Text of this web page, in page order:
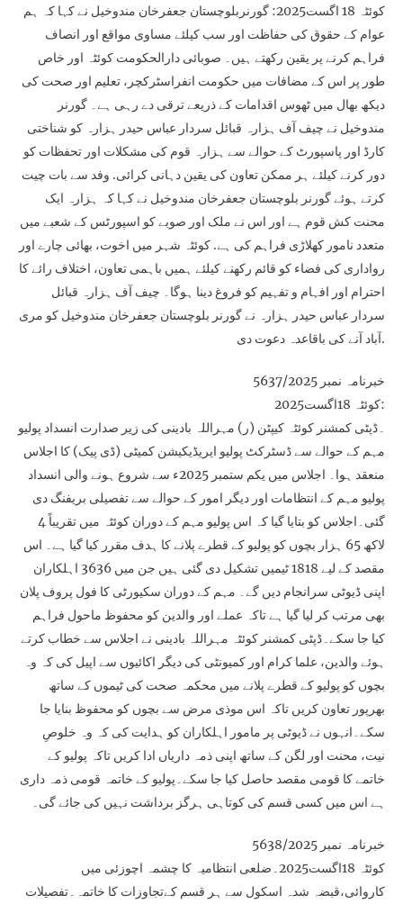
کوئٹہ 18 اگست2025: گورنربلوچستان جعفرخان مندوخیل نے کہا کہ ہم
عوام کے حقوق کی حفاظت اور سب کیلئے مساوی مواقع اور انصاف
فراہم کرنے پر یقین رکھتے ہیں۔ صوبائی دارالحکومت کوئٹہ اور خاص
طور پر اس کے مضافات میں حکومت انفراسٹرکچر، تعلیم اور صحت کی
دیکھ بھال میں ٹھوس اقدامات کے ذریعے ترقی دے رہی ہے۔ گورنر
مندوخیل نے چیف آف ہزارہ قبائل سردار عباس حیدر ہزارہ کو شناختی
کارڈ اور پاسپورٹ کے حوالے سے ہزارہ قوم کی مشکلات اور تحفظات کو
دور کرنے کیلئے ہر ممکن تعاون کی یقین دہانی کرائی. وفد سے بات چیت
کرتے ہوئے گورنر بلوچستان جعفرخان مندوخیل نے کہا کہ ہزارہ ایک
محنت کش قوم ہے اور اس نے ملک اور صوبے کو اسپورٹس کے شعبے میں
متعدد نامور کھلاڑی فراہم کی ہے. کوئٹہ شہر میں اخوت، بھائی چارے اور
رواداری کی فضاء کو قائم رکھنے کیلئے ہمیں باہمی تعاون، اختلاف رائے کا
احترام اور افہام و تفہیم کو فروغ دینا ہوگا۔ چیف آف ہزارہ قبائل
سردار عباس حیدر ہزارہ نے گورنر بلوچستان جعفرخان مندوخیل کو مری
آباد آنے کی باقاعدہ دعوت دی.
خبرنامہ نمبر 5637/2025
کوئٹہ 18اگست2025:
۔ڈپٹی کمشنر کوئٹہ کیپٹن (ر) مہراللہ بادینی کی زیر صدارت انسداد پولیو
مہم کے حوالے سے ڈسٹرکٹ پولیو ایریڈیکیشن کمیٹی (ڈی پیک) کا اجلاس
منعقد ہوا۔ اجلاس میں یکم ستمبر 2025ء سے شروع ہونے والی انسداد
پولیو مہم کے انتظامات اور دیگر امور کے حوالے سے تفصیلی بریفنگ دی
گئی۔اجلاس کو بتایا گیا کہ اس پولیو مہم کے دوران کوئٹہ میں تقریباً 4
لاکھ 65 ہزار بچوں کو پولیو کے قطرے پلانے کا ہدف مقرر کیا گیا ہے۔ اس
مقصد کے لیے 1818 ٹیمیں تشکیل دی گئی ہیں جن میں 3636 اہلکاران
اپنی ڈیوٹی سرانجام دیں گے۔ مہم کے دوران سکیورٹی کا فول پروف پلان
بھی مرتب کر لیا گیا ہے تاکہ عملے اور والدین کو محفوظ ماحول فراہم
کیا جا سکے۔ڈپٹی کمشنر کوئٹہ مہراللہ بادینی نے اجلاس سے خطاب کرتے
ہوئے والدین، علما کرام اور کمیونٹی کی دیگر اکائیوں سے اپیل کی کہ وہ
بچوں کو پولیو کے قطرے پلانے میں محکمہ صحت کی ٹیموں کے ساتھ
بھرپور تعاون کریں تاکہ اس موذی مرض سے بچوں کو محفوظ بنایا جا
سکے۔انہوں نے ڈیوٹی پر مامور اہلکاران کو ہدایت کی کہ وہ خلوصِ
نیت، محنت اور لگن کے ساتھ اپنی ذمہ داریاں ادا کریں تاکہ پولیو کے
خاتمے کا قومی مقصد حاصل کیا جا سکے۔پولیو کے خاتمہ قومی ذمہ داری
ہے اس میں کسی قسم کی کوتاہی ہرگز برداشت نہیں کی جائے گی۔
خبرنامہ نمبر 5638/2025
کوئٹہ 18اگست2025۔ضلعی انتظامیہ کا چشمہ اچوزئی میں
کاروائی،قبضہ شدہ اسکول سے ہر قسم کےتجاوزات کا خاتمہ۔تفصیلات